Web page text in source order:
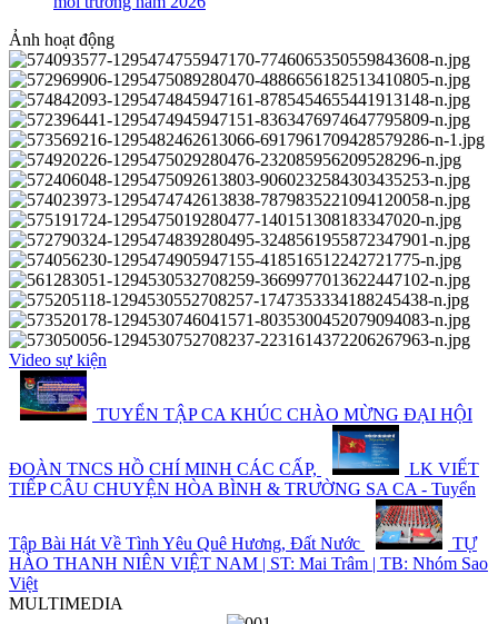
Ảnh hoạt động
Video sự kiện
TUYỂN TẬP CA KHÚC CHÀO MỪNG ĐẠI HỘI
ĐOÀN TNCS HỒ CHÍ MINH CÁC CẤP,
LK VIẾT
TIẾP CÂU CHUYỆN HÒA BÌNH & TRƯỜNG SA CA - Tuyển
Tập Bài Hát Về Tình Yêu Quê Hương, Đất Nước
TỰ
HÀO THANH NIÊN VIỆT NAM | ST: Mai Trâm | TB: Nhóm Sao
Việt
MULTIMEDIA